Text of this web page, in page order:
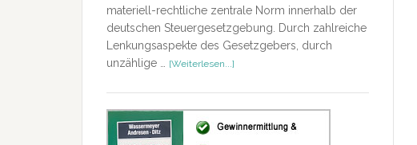
materiell-rechtliche zentrale Norm innerhalb der
deutschen Steuergesetzgebung. Durch zahlreiche
Lenkungsaspekte des Gesetzgebers, durch
unzählige …
[Weiterlesen...]